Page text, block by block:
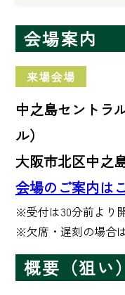
会場案内
来場会場
中之島セントラ
ル）
大阪市北区中之
会場のご案内は
※受付は30分前より
※欠席・遅刻の場合
概要（狙い）